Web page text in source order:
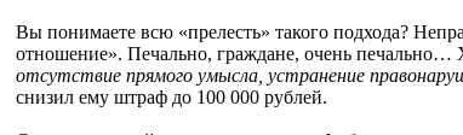
Вы понимаете всю «прелесть» такого подхода?
отношение». Печально, граждане, очень печально…
отсутствие прямого умысла, устранение
снизил ему штраф до 100 000 рублей.